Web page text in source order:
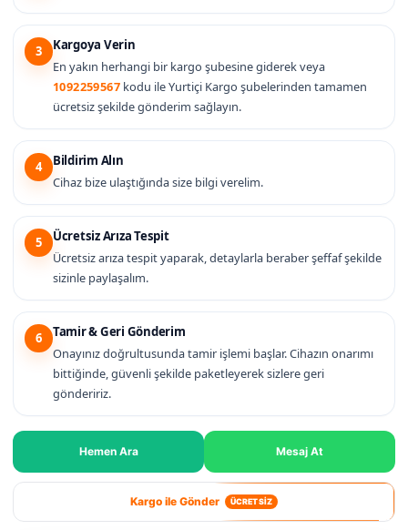
3
Kargoya Verin
En yakın herhangi bir kargo şubesine giderek veya
1092259567 kodu ile Yurtiçi Kargo şubelerinden tamamen
ücretsiz şekilde gönderim sağlayın.
4
Bildirim Alın
Cihaz bize ulaştığında size bilgi verelim.
5
Ücretsiz Arıza Tespit
Ücretsiz arıza tespit yaparak, detaylarla beraber şeffaf şekilde
sizinle paylaşalım.
6
Tamir & Geri Gönderim
Onayınız doğrultusunda tamir işlemi başlar. Cihazın onarımı
bittiğinde, güvenli şekilde paketleyerek sizlere geri
göndeririz.
Hemen Ara Mesaj At
Kargo ile Gönder ÜCRETSİZ